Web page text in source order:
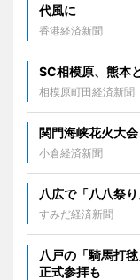
代風に
香港経済新聞
SC相模原、熊本
相模原町田経済新聞
関門海峡花火大
小倉経済新聞
八広で「八八祭
すみだ経済新聞
八戸の「騎馬打
正式参拝も